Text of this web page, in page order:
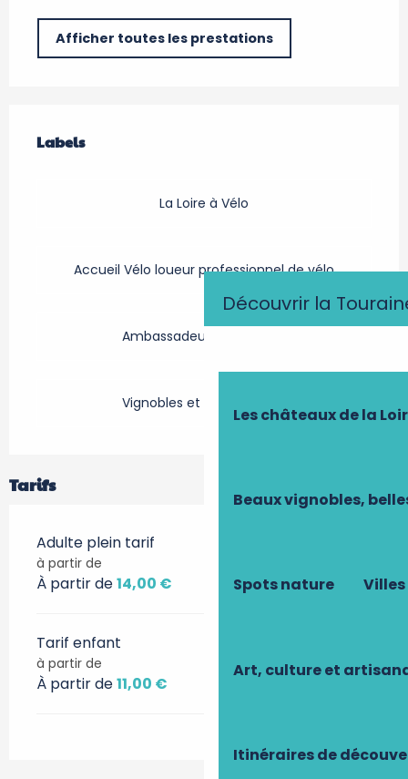
Découvrir la
Les châteaux de la
Beaux vignobles,
Spots nature
Art, culture et
Itinéraires de
Afficher toutes les prestations
Labels
Labels
La Loire à Vélo
Accueil Vélo loueur professionnel de vélo
Ambassadeur Val de Loire
Vignobles et Découvertes
Tarifs
Adulte plein tarif
à partir de
À partir de14,00 €
Tarif enfant
à partir de
À partir de11,00 €